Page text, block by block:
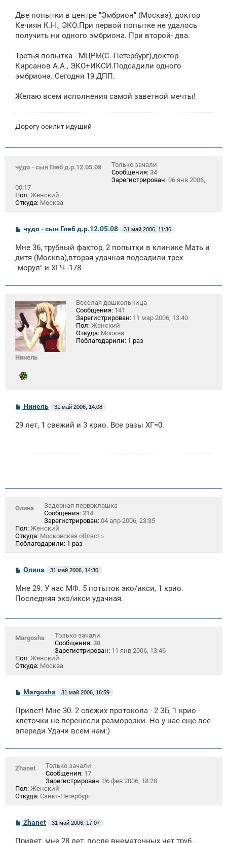
и
Две попытки в центре "Эмбрион" (Москва), доктор
Кечиян К.Н., ЭКО.При первой попытке не удалось
получить ни одного эмбриона. При второй- два.
Третья попытка - МЦРМ(С.-Петербург),доктор
Кирсанов А.А., ЭКО+ИКСИ.Подсадили одного
эмбриона. Сегодня 19 ДПП.
Желаю всем исполнения самой заветной мечты!
Дорогу осилит идущий
чудо - сын Глеб д.р.12.05.08
Только зачали
Сообщения: 34
Зарегистрирован: 06 янв 2006,
00:17
Пол: Женский
Откуда: Москва
С
о
б
щ
н
е
чудо - сын Глеб д.р.12.05.08 31 май 2006, 11:36
Мне 36, трубный фактор, 2 попытки в клинике Мать и
дитя (Москва),вторая удачная подсадили трех
"морул" и ХГЧ -178
Нинель
Веселая дошкольница
Сообщения: 141
Зарегистрирован: 11 мар 2006, 13:40
Пол: Женский
Откуда: Москва
Поблагодарили: 1 раз
С
о
б
Нинель 31 май 2006, 14:08
29 лет, 1 свежий и 3 крио. Все разы ХГ=0.
Олина
Задорная первоклашка
Сообщения: 214
Зарегистрирован: 04 апр 2006, 23:35
Пол: Женский
Откуда: Московская область
Поблагодарили: 1 раз
С
о
б
щ
и
Олина 31 май 2006, 14:30
Мне 29. У нас МФ. 5 потыток эко/икси, 1 крио.
Последняя эко/икси удачная.
Margosha
Только зачали
Сообщения: 38
Зарегистрирован: 11 янв 2006, 13:46
Пол: Женский
Откуда: Москва
С
о
б
щ
н
е
Margosha 31 май 2006, 16:59
Привет! Мне 30. 2 свежих протокола - 2 ЗБ, 1 крио -
клеточки не перенесли разморозки. Но у нас еще все
впереди Удачи всем нам:)
Zhanet
Только зачали
Сообщения: 17
Зарегистрирован: 06 фев 2006, 18:28
Пол: Женский
Откуда: Санкт-Петербург
С
о
Zhanet 31 май 2006, 17:07
Привет, мне 28 лет, после внематочных нет труб,